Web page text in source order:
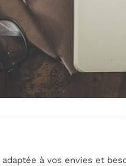
adaptée à vos envies et